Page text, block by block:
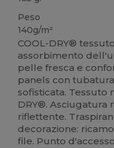
Peso
140g/m²
COOL-DRY®
assorbimento
pelle fresca e
panels con
sofisticata. Tessuto
DRY®. Asciugatura
riflettente.
decorazione:
file. Punto